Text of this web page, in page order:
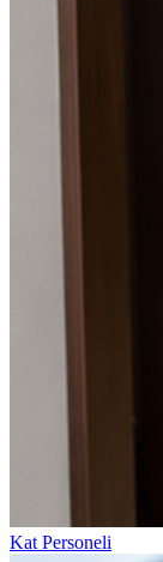
Kat Personeli